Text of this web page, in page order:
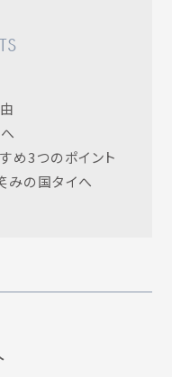
め3つのポイント
みの国タイへ